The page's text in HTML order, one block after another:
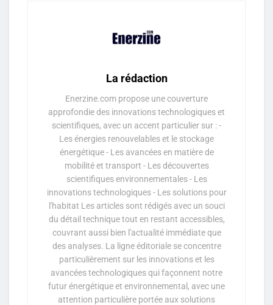
La rédaction
Enerzine.com propose une couverture
approfondie des innovations technologiques et
scientifiques, avec un accent particulier sur : -
Les énergies renouvelables et le stockage
énergétique - Les avancées en matière de
mobilité et transport - Les découvertes
scientifiques environnementales - Les
innovations technologiques - Les solutions pour
l'habitat Les articles sont rédigés avec un souci
du détail technique tout en restant accessibles,
couvrant aussi bien l'actualité immédiate que
des analyses. La ligne éditoriale se concentre
particulièrement sur les innovations et les
avancées technologiques qui façonnent notre
futur énergétique et environnemental, avec une
attention particulière portée aux solutions